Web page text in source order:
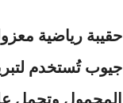
حقيبة رياضية
جيوب تُستخدم
المحمول وتحمل